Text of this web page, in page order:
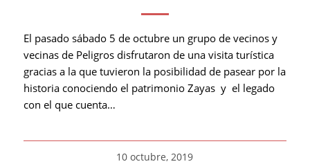
El pasado sábado 5 de octubre un grupo de vecinos y
vecinas de Peligros disfrutaron de una visita turística
gracias a la que tuvieron la posibilidad de pasear por la
historia conociendo el patrimonio Zayas y el legado
con el que cuenta…
10 octubre, 2019